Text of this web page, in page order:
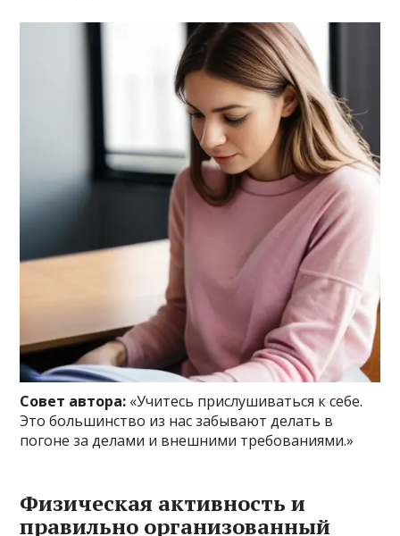
Совет автора: «Учитесь прислушиваться к себе.
Это большинство из нас забывают делать в
погоне за делами и внешними требованиями.»
Физическая активность и
правильно организованный